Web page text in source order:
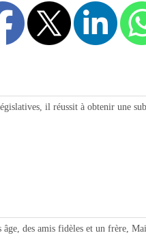
il réussit à obtenir une
des amis fidèles et un frère,